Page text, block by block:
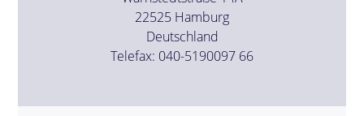
22525 Hamburg
Deutschland
Telefax: 040-5190097 66